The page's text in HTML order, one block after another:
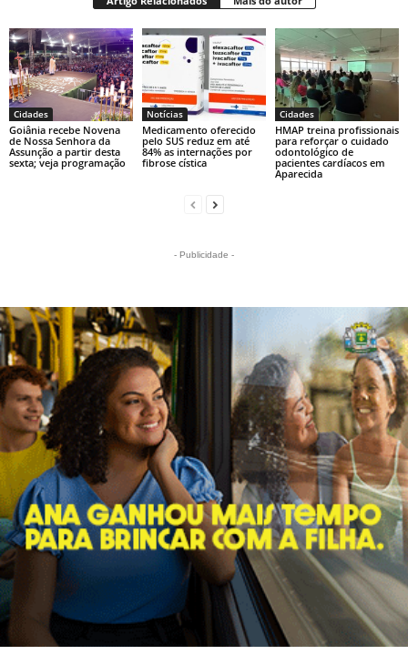
Cidades
Goiânia recebe Novena
de Nossa Senhora da
Assunção a partir desta
sexta; veja programação
Notícias
Medicamento oferecido
pelo SUS reduz em até
84% as internações por
fibrose cística
Cidades
HMAP treina profissionais
para reforçar o cuidado
odontológico de
pacientes cardíacos em
Aparecida
- Publicidade -